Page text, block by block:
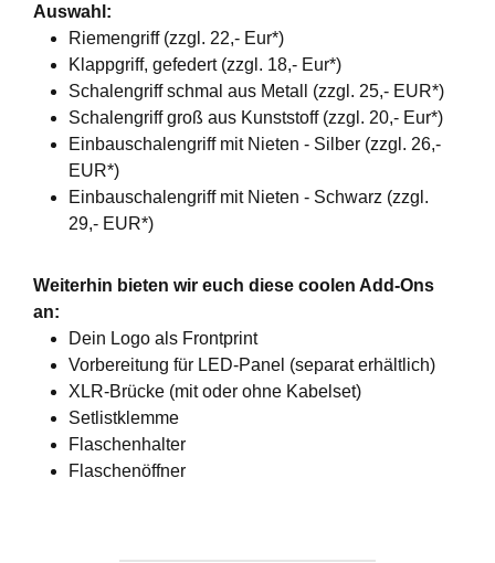
Auswahl:
Riemengriff (zzgl. 22,- Eur*)
Klappgriff, gefedert (zzgl. 18,- Eur*)
Schalengriff schmal aus Metall (zzgl. 25,- EUR*)
Schalengriff groß aus Kunststoff (zzgl. 20,- Eur*)
Einbauschalengriff mit Nieten - Silber (zzgl. 26,-
EUR*)
Einbauschalengriff mit Nieten - Schwarz (zzgl.
29,- EUR*)
Weiterhin bieten wir euch diese coolen Add-Ons
an:
Dein Logo als Frontprint
Vorbereitung für LED-Panel (separat erhältlich)
XLR-Brücke (mit oder ohne Kabelset)
Setlistklemme
Flaschenhalter
Flaschenöffner